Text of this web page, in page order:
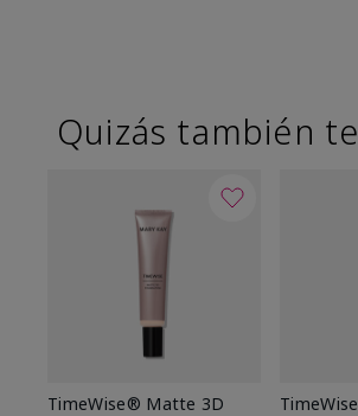
Quizás también
TimeWise® Matte 3D